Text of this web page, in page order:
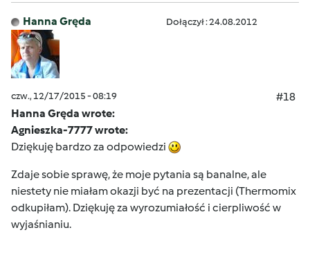
Hanna Gręda Dołączył : 24.08.2012
czw., 12/17/2015 - 08:19
#18
Hanna Gręda wrote:
Agnieszka-7777 wrote:
Dziękuję bardzo za odpowiedzi
Zdaje sobie sprawę, że moje pytania są banalne, ale
niestety nie miałam okazji być na prezentacji (Thermomix
odkupiłam). Dziękuję za wyrozumiałość i cierpliwość w
wyjaśnianiu.